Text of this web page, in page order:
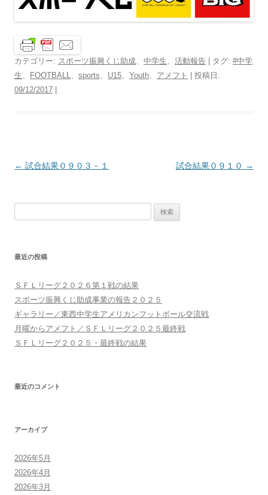
カテゴリー: スポーツ振興くじ助成 中学生 活動報告 | タグ: #中学
生
FOOTBALL sports U15 Youth アメフト | 投稿日:
09/12/2017 |
投
ョ
ン
← 試合結果０９０３－１ 試合結果０９１０ →
索:
最近の投稿
ＳＦＬリーグ２０２６第１戦の結果
スポーツ振興くじ助成事業の報告２０２５
ギャラリー／東西中学生アメリカンフットボール交流戦
月曜からアメフト／ＳＦＬリーグ２０２５最終戦
ＳＦＬリーグ２０２５・最終戦の結果
最近のコメント
アーカイブ
2026年5月
2026年4月
2026年3月